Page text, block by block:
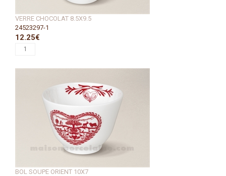
VERRE CHOCOLAT 8.5X9.5
24523297-1
12.25€
BOL SOUPE ORIENT 10X7